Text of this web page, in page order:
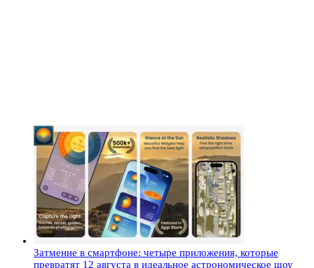
Затмение в смартфоне: четыре приложения, которые
превратят 12 августа в идеальное астрономическое шоу